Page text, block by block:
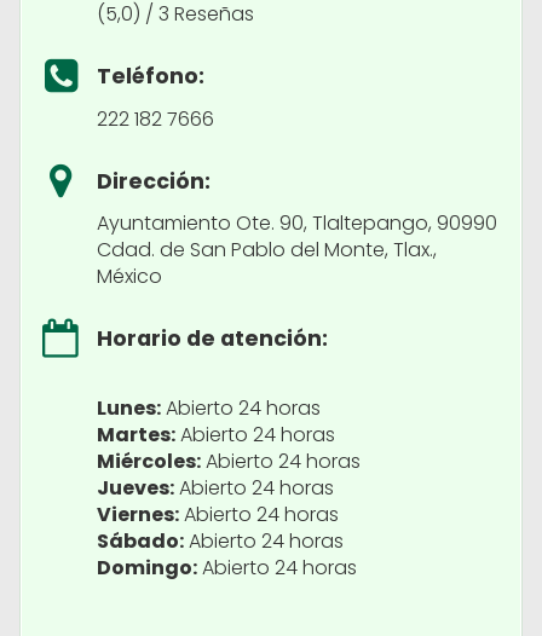
(5,0) / 3 Reseñas
Teléfono:
222 182 7666
Dirección:
Ayuntamiento Ote. 90, Tlaltepango, 90990
Cdad. de San Pablo del Monte, Tlax.,
México
Horario de atención:
Lunes:Abierto 24 horas
Martes:Abierto 24 horas
Miércoles:Abierto 24 horas
Jueves:Abierto 24 horas
Viernes:Abierto 24 horas
Sábado:Abierto 24 horas
Domingo:Abierto 24 horas